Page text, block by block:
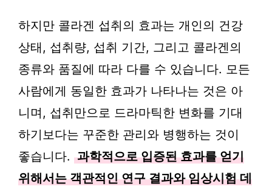
하지만 콜라겐 섭취의 효과는 개인의 건강
상태, 섭취량, 섭취 기간, 그리고 콜라겐의
종류와 품질에 따라 다를 수 있습니다. 모든
사람에게 동일한 효과가 나타나는 것은 아
니며, 섭취만으로 드라마틱한 변화를 기대
하기보다는 꾸준한 관리와 병행하는 것이
좋습니다. 과학적으로 입증된 효과를 얻기
위해서는 객관적인 연구 결과와 임상시험 데